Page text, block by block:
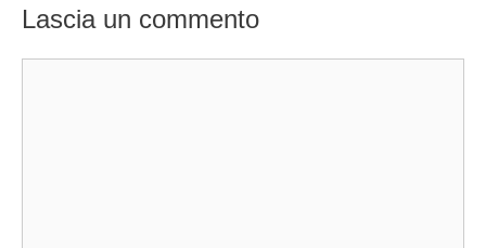
Lascia un commento